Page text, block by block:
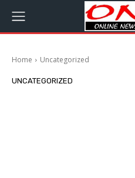
Home Uncategorized
UNCATEGORIZED